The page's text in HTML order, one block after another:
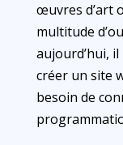
œuvres d’art
multitude
aujourd’hui, il
créer un site
besoin de